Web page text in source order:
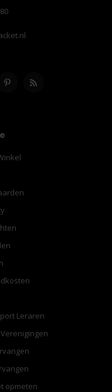
Leraren
opmeten